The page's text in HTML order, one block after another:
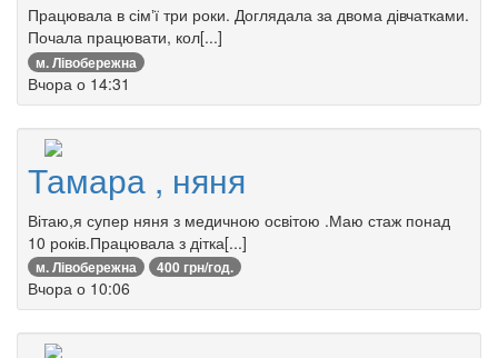
Працювала в сімʼї три роки. Доглядала за двома дівчатками.
Почала працювати, кол[...]
м. Лівобережна
Вчора о 14:31
Тамара , няня
Вітаю,я супер няня з медичною освітою .Маю стаж понад
10 років.Працювала з дітка[...]
м. Лівобережна 400 грн/год.
Вчора о 10:06